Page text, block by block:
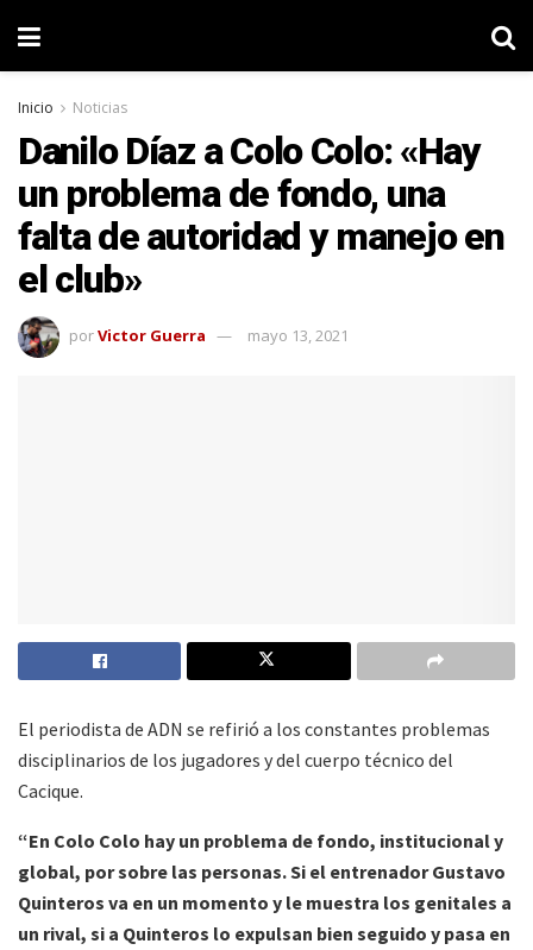
Inicio Noticias
Danilo Díaz a Colo Colo: «Hay
un problema de fondo, una
falta de autoridad y manejo en
el club»
porVictor Guerra mayo 13, 2021
El periodista de ADN se refirió a los constantes problemas
disciplinarios de los jugadores y del cuerpo técnico del
Cacique.
“En Colo Colo hay un problema de fondo, institucional y
global, por sobre las personas. Si el entrenador Gustavo
Quinteros va en un momento y le muestra los genitales a
un rival, si a Quinteros lo expulsan bien seguido y pasa en